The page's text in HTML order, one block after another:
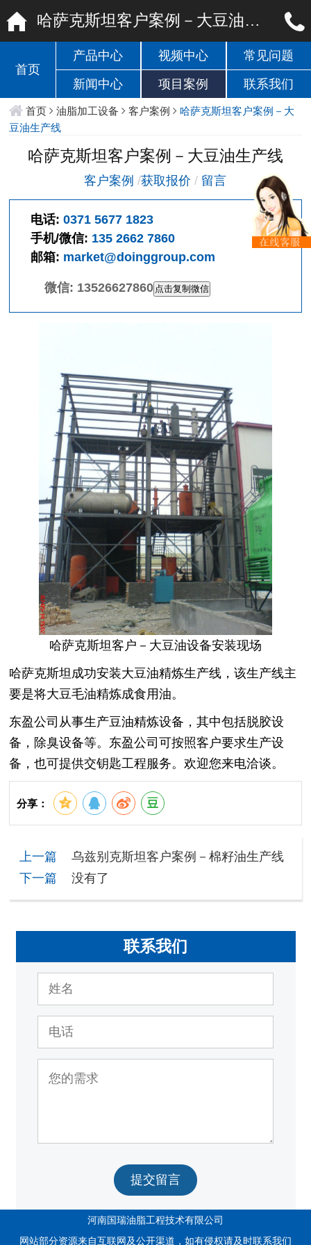
哈萨克斯坦客户案例－大豆油生产线
首页
产品中心 视频中心 常见问题
新闻中心 项目案例 联系我们
首页 油脂加工设备 客户案例
哈萨克斯坦客户案例－大
豆油生产线
哈萨克斯坦客户案例－大豆油生产线
客户案例 /获取报价/ 留言
电话:0371 5677 1823
手机/微信: 135 2662 7860
邮箱: market@doinggroup.com
微信: 13526627860 点击复制微信
哈萨克斯坦客户－大豆油设备安装现场
哈萨克斯坦成功安装大豆油精炼生产线，该生产线主
要是将大豆毛油精炼成食用油。
东盈公司从事生产豆油精炼设备，其中包括脱胶设
备，除臭设备等。东盈公司可按照客户要求生产设
备，也可提供交钥匙工程服务。欢迎您来电洽谈。
分享：
上一篇
乌兹别克斯坦客户案例－棉籽油生产线
下一篇
没有了
联系我们
提交留言
河南国瑞油脂工程技术有限公司
网站部分资源来自互联网及公开渠道，如有侵权请及时联系我们